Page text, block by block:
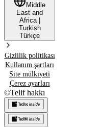
Middle
East and
Africa|
Turkish
Türkçe
Gizlilik politikası
Kullanım şartları
Site mülkiyeti
Çerez ayarları
©Telif hakkı